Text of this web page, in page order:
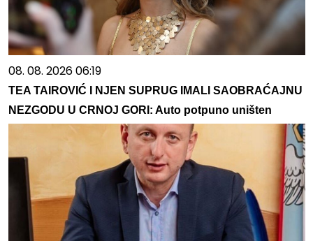
08. 08. 2026 06:19
TEA TAIROVIĆ I NJEN SUPRUG IMALI SAOBRAĆAJNU
NEZGODU U CRNOJ GORI: Auto potpuno uništen